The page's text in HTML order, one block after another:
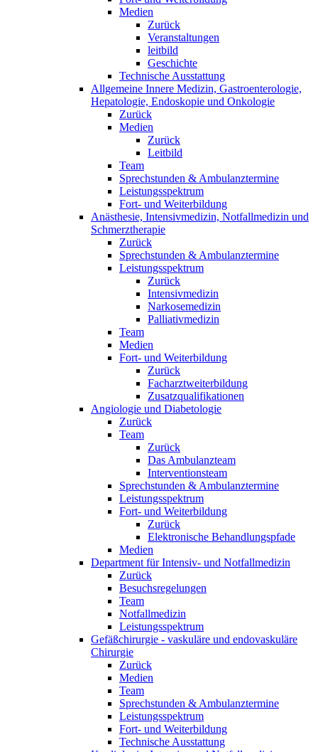
Medien
Zurück
Veranstaltungen
leitbild
Geschichte
Technische Ausstattung
Allgemeine Innere Medizin, Gastroenterologie,
Hepatologie, Endoskopie und Onkologie
Zurück
Medien
Zurück
Leitbild
Team
Sprechstunden & Ambulanztermine
Leistungsspektrum
Fort- und Weiterbildung
Anästhesie, Intensivmedizin, Notfallmedizin und
Schmerztherapie
Zurück
Sprechstunden & Ambulanztermine
Leistungsspektrum
Zurück
Intensivmedizin
Narkosemedizin
Palliativmedizin
Team
Medien
Fort- und Weiterbildung
Zurück
Facharztweiterbildung
Zusatzqualifikationen
Angiologie und Diabetologie
Zurück
Team
Zurück
Das Ambulanzteam
Interventionsteam
Sprechstunden & Ambulanztermine
Leistungsspektrum
Fort- und Weiterbildung
Zurück
Elektronische Behandlungspfade
Medien
Department für Intensiv- und Notfallmedizin
Zurück
Besuchsregelungen
Team
Notfallmedizin
Leistungsspektrum
Gefäßchirurgie - vaskuläre und endovaskuläre
Chirurgie
Zurück
Medien
Team
Sprechstunden & Ambulanztermine
Leistungsspektrum
Fort- und Weiterbildung
Technische Ausstattung